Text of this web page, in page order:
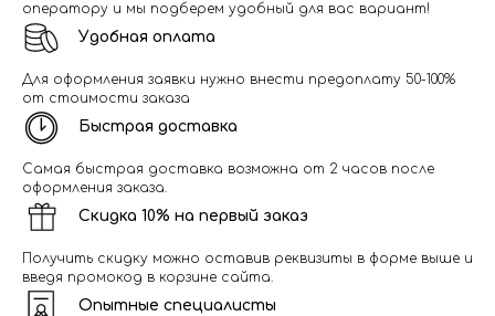
оператору и мы подберем удобный для вас вариант!
Удобная оплата
Для оформления заявки нужно внести предоплату 50-100%
от стоимости заказа
Быстрая доставка
Самая быстрая доставка возможна от 2 часов после
оформления заказа.
Скидка 10% на первый заказ
Получить скидку можно оставив реквизиты в форме выше и
введя промокод в корзине сайта.
Опытные специалисты